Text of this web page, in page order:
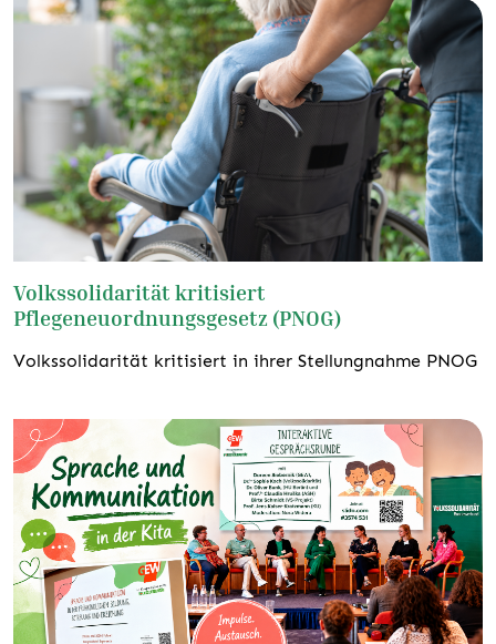
Volkssolidarität kritisiert
Pflegeneuordnungsgesetz (PNOG)
Volkssolidarität kritisiert in ihrer Stellungnahme PNOG